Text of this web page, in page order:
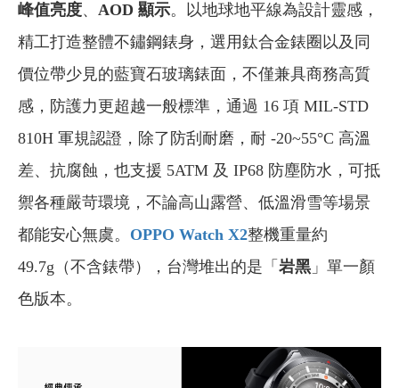
峰值亮度、 AOD 顯示。以地球地平線為設計靈感，
精工打造整體不鏽鋼錶身，選用鈦合金錶圈以及同
價位帶少見的藍寶石玻璃錶面，不僅兼具商務高質
感，防護力更超越一般標準，通過 16 項 MIL-STD
810H 軍規認證，除了防刮耐磨，耐 -20~55°C 高溫
差、抗腐蝕，也支援 5ATM 及 IP68 防塵防水，可抵
禦各種嚴苛環境，不論高山露營、低溫滑雪等場景
都能安心無虞。 OPPO Watch X2整機重量約
49.7g（不含錶帶），台灣堆出的是「 岩黑 」單一顏
色版本。